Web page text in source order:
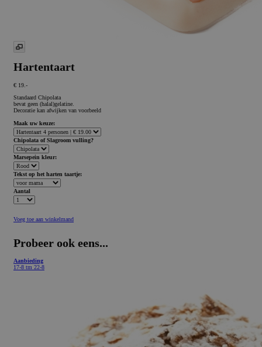
Hartentaart
€ 19.-
Standaard Chipolata
bevat geen (halal)gelatine.
Decoratie kan afwijken van voorbeeld
Maak uw keuze:
Chipolata of Slagroom vulling?
Marsepein kleur:
Tekst op het harten taartje:
Aantal
Voeg toe aan winkelmand
Probeer ook eens...
Aanbieding
17-8 tm 22-8